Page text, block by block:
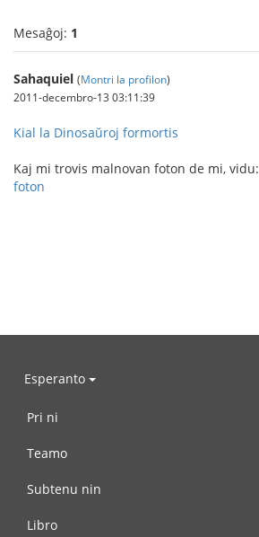
Mesaĝoj: 1
Sahaquiel (Montri la profilon)
2011-decembro-13 03:11:39
Kial la Dinosaŭroj formortis
Kaj mi trovis malnovan foton de mi, vidu:
foton
Esperanto
Pri ni
Teamo
Subtenu nin
Libro